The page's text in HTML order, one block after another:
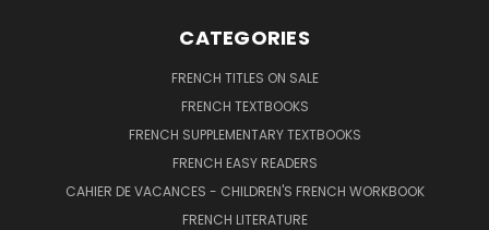
CATEGORIES
FRENCH TITLES ON SALE
FRENCH TEXTBOOKS
FRENCH SUPPLEMENTARY TEXTBOOKS
FRENCH EASY READERS
CAHIER DE VACANCES - CHILDREN'S FRENCH WORKBOOK
FRENCH LITERATURE